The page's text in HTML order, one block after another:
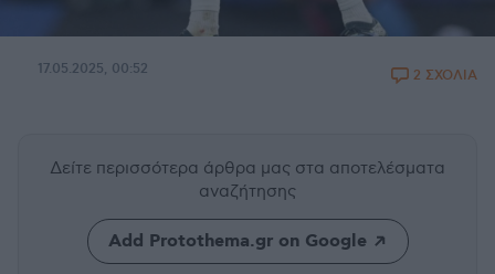
17.05.2025, 00:52 2 ΣΧΟΛΙΑ
Δείτε περισσότερα άρθρα μας στα αποτελέσματα
αναζήτησης
Add Protothema.gr on Google